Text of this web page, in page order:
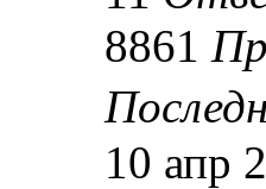
8861
10 апр